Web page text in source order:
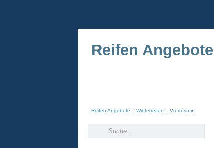
Reifen Angebote
Reifen Angebote Winterreifen Vredestein